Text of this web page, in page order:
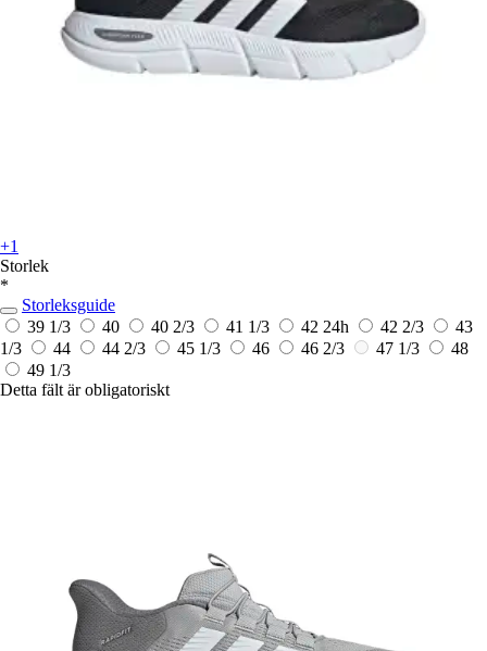
+1
Storlek
*
Storleksguide
39 1/3
40 40 2/3 41 1/3 42 24h 42 2/3
43
1/3
44 44 2/3 45 1/3 46 46 2/3 47 1/3
48
49 1/3
Detta fält är obligatoriskt